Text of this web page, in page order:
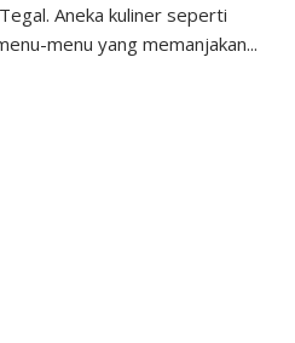
Aneka kuliner seperti
menu yang memanjakan...